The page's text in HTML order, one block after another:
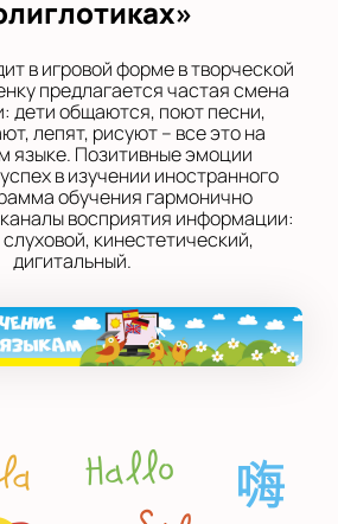
в игровой форме в творческой
предлагается частая смена
дети общаются, поют песни,
лепят, рисуют – все это на
языке. Позитивные эмоции
в изучении иностранного
обучения гармонично
восприятия информации:
кинестетический,
дигитальный.